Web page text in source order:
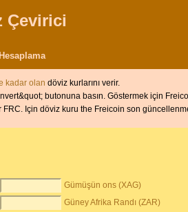
Çevirici
kadar olan döviz kurlarını verir.
butonuna basın. Göstermek için
Için döviz kuru the Freicoin son
Gümüşün ons (XAG)
Güney Afrika Randı (ZAR)